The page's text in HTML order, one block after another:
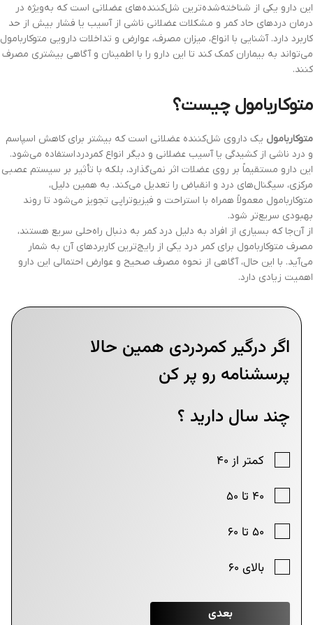
این دارو یکی از شناخته‌شده‌ترین شل‌کننده‌های عضلانی است که به‌ویژه در
درمان دردهای حاد کمر و مشکلات عضلانی ناشی از آسیب یا فشار بیش از حد
کاربرد دارد. آشنایی با انواع، میزان مصرف، عوارض و تداخلات دارویی متوکاربامول
می‌تواند به بیماران کمک کند تا این دارو را با اطمینان و آگاهی بیشتری مصرف
کنند.
متوکاربامول چیست؟
متوکاربامول یک داروی شل‌کننده عضلانی است که بیشتر برای کاهش اسپاسم
و درد ناشی از کشیدگی یا آسیب عضلانی و دیگر انواع کمردرد استفاده می‌شود.
این دارو مستقیماً بر روی عضلات اثر نمی‌گذارد، بلکه با تأثیر بر سیستم عصبی
مرکزی، سیگنال‌های درد و انقباض را تعدیل می‌کند. به همین دلیل،
متوکاربامول معمولاً همراه با استراحت و فیزیوتراپی تجویز می‌شود تا روند
بهبودی سریع‌تر شود.
از آن‌جا که بسیاری از افراد به دلیل درد کمر به دنبال راه‌حلی سریع هستند،
مصرف متوکاربامول برای کمر درد یکی از رایج‌ترین کاربردهای آن به شمار
می‌آید. با این حال، آگاهی از نحوه مصرف صحیح و عوارض احتمالی این دارو
اهمیت زیادی دارد.